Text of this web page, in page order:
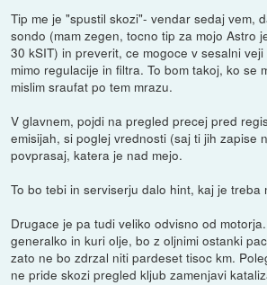
Tip me je "spustil skozi"- vendar sedaj vem,
sondo (mam zegen, tocno tip za mojo Astro
30 kSIT) in preverit, ce mogoce v sesalni
mimo regulacije in filtra. To bom takoj, ko se
mislim sraufat po tem mrazu.
V glavnem, pojdi na pregled precej pred
emisijah, si poglej vrednosti (saj ti jih zapise
povprasaj, katera je nad mejo.
To bo tebi in serviserju dalo hint, kaj je treba
Drugace je pa tudi veliko odvisno od
generalko in kuri olje, bo z oljnimi ostanki
zato ne bo zdrzal niti pardeset tisoc km.
ne pride skozi pregled kljub zamenjavi